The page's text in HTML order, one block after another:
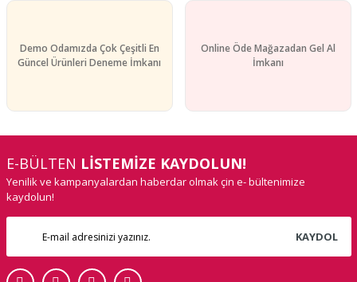
Demo Odamızda Çok Çeşitli En
Güncel Ürünleri Deneme İmkanı
Online Öde Mağazadan Gel Al
İmkanı
E-BÜLTEN LİSTEMİZE KAYDOLUN!
Yenilik ve kampanyalardan haberdar olmak çin e- bültenimize
kaydolun!
KAYDOL